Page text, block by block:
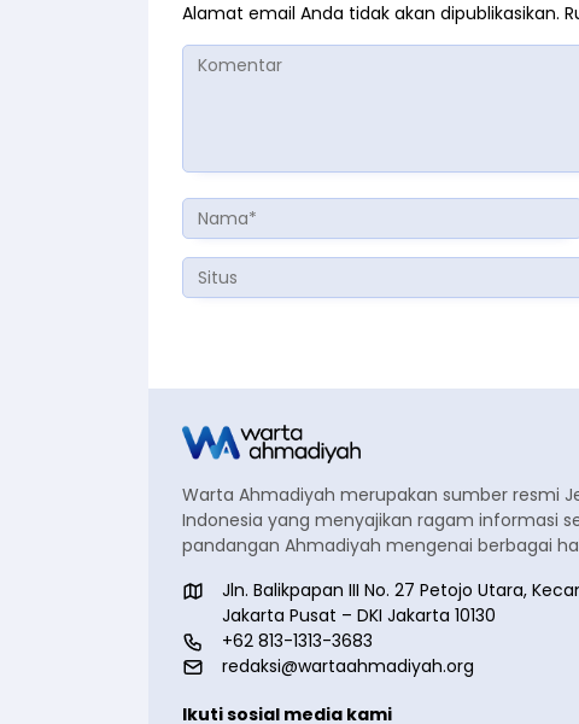
Alamat email Anda tidak akan dipublikasikan.
Warta Ahmadiyah merupakan sumber resmi
Indonesia yang menyajikan ragam informasi
pandangan Ahmadiyah mengenai berbagai
Jln. Balikpapan III No. 27 Petojo Utara,
Jakarta Pusat – DKI Jakarta 10130
+62 813-1313-3683
redaksi@wartaahmadiyah.org
Ikuti sosial media kami